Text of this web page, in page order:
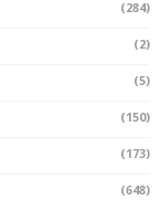
(284)
(2)
(5)
(150)
(173)
(648)